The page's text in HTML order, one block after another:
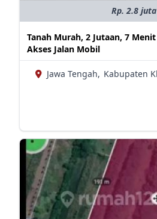
Rp. 2.8 juta
Tanah Murah, 2 Jutaan, 7
Akses Jalan Mobil
Jawa Tengah, Kabupaten